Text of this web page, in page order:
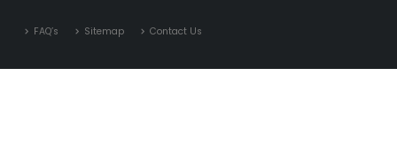
FAQ’s Sitemap Contact Us